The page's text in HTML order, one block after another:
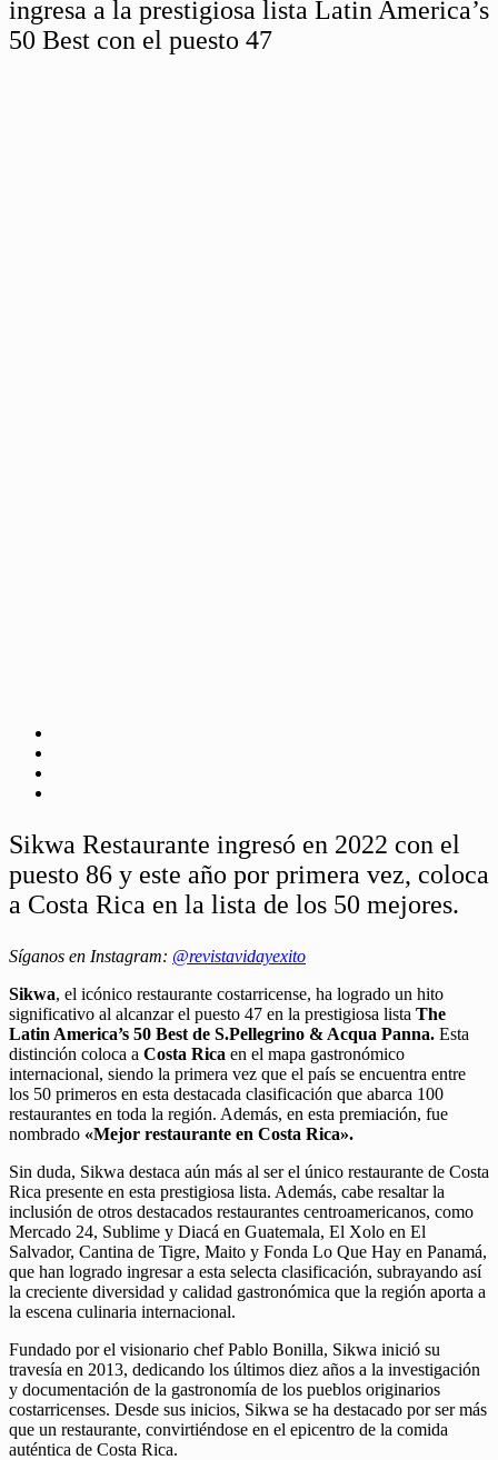
ingresa a la prestigiosa lista Latin America’s
50 Best con el puesto 47
Sikwa Restaurante ingresó en 2022 con el
puesto 86 y este año por primera vez, coloca
a Costa Rica en la lista de los 50 mejores.
Síganos en Instagram: @revistavidayexito
Sikwa, el icónico restaurante costarricense, ha logrado un hito
significativo al alcanzar el puesto 47 en la prestigiosa lista The
Latin America’s 50 Best de S.Pellegrino & Acqua Panna. Esta
distinción coloca a Costa Rica en el mapa gastronómico
internacional, siendo la primera vez que el país se encuentra entre
los 50 primeros en esta destacada clasificación que abarca 100
restaurantes en toda la región. Además, en esta premiación, fue
nombrado «Mejor restaurante en Costa Rica».
Sin duda, Sikwa destaca aún más al ser el único restaurante de Costa
Rica presente en esta prestigiosa lista. Además, cabe resaltar la
inclusión de otros destacados restaurantes centroamericanos, como
Mercado 24, Sublime y Diacá en Guatemala, El Xolo en El
Salvador, Cantina de Tigre, Maito y Fonda Lo Que Hay en Panamá,
que han logrado ingresar a esta selecta clasificación, subrayando así
la creciente diversidad y calidad gastronómica que la región aporta a
la escena culinaria internacional.
Fundado por el visionario chef Pablo Bonilla, Sikwa inició su
travesía en 2013, dedicando los últimos diez años a la investigación
y documentación de la gastronomía de los pueblos originarios
costarricenses. Desde sus inicios, Sikwa se ha destacado por ser más
que un restaurante, convirtiéndose en el epicentro de la comida
auténtica de Costa Rica.